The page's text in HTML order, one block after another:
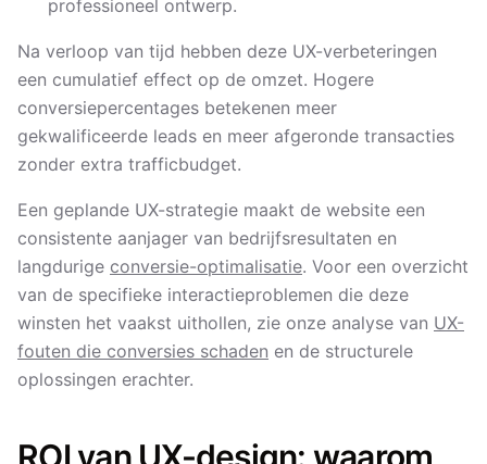
professioneel ontwerp.
Na verloop van tijd hebben deze UX-verbeteringen
een cumulatief effect op de omzet. Hogere
conversiepercentages betekenen meer
gekwalificeerde leads en meer afgeronde transacties
zonder extra trafficbudget.
Een geplande UX-strategie maakt de website een
consistente aanjager van bedrijfsresultaten en
langdurige conversie-optimalisatie. Voor een overzicht
van de specifieke interactie­problemen die deze
winsten het vaakst uithollen, zie onze analyse van UX-
fouten die conversies schaden en de structurele
oplossingen erachter.